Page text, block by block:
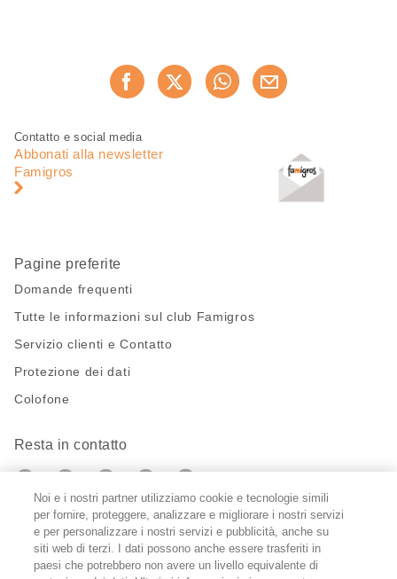
Consiglia ora
Piè
pagina
Navigazione
pagina
Contatto e social media
Abbonati alla newsletter
Famigros
Pagine preferite
Domande frequenti
Tutte le informazioni sul club Famigros
Servizio clienti e Contatto
Protezione dei dati
Colofone
Resta in contatto
https://twitter.com/migros?
https://www.youtube.com/user/
PinterestInstagram
Impostazioni cookie
Noi e i nostri partner utilizziamo cookie e tecnologie simili
per fornire, proteggere, analizzare e migliorare i nostri servizi
e per personalizzare i nostri servizi e pubblicità, anche su
siti web di terzi. I dati possono anche essere trasferiti in
paesi che potrebbero non avere un livello equivalente di